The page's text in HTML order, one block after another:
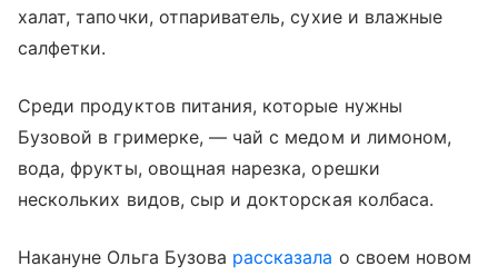
халат, тапочки, отпариватель, сухие и влажные
салфетки.
Среди продуктов питания, которые нужны
Бузовой в гримерке, — чай с медом и лимоном,
вода, фрукты, овощная нарезка, орешки
нескольких видов, сыр и докторская колбаса.
Накануне Ольга Бузова рассказала о своем новом